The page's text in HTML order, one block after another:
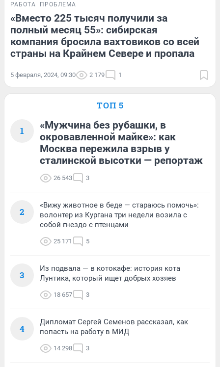
РАБОТА ПРОБЛЕМА
«Вместо 225 тысяч получили за
полный месяц 55»: сибирская
компания бросила вахтовиков со всей
страны на Крайнем Севере и пропала
5 февраля, 2024, 09:30 2 179 1
ТОП 5
1
«Мужчина без рубашки, в
окровавленной майке»: как
Москва пережила взрыв у
сталинской высотки — репортаж
26 543 3
2
«Вижу животное в беде — стараюсь помочь»:
волонтер из Кургана три недели возила с
собой гнездо с птенцами
25 171 5
3
Из подвала — в котокафе: история кота
Лунтика, который ищет добрых хозяев
18 657 3
4
Дипломат Сергей Семенов рассказал, как
попасть на работу в МИД
14 298 3